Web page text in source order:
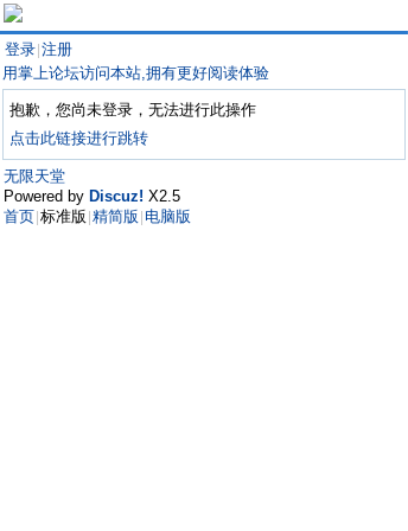
登录 注册
用掌上论坛访问本站,拥有更好阅读体验
抱歉，您尚未登录，无法进行此操作
点击此链接进行跳转
无限天堂
Powered by Discuz! X2.5
首页 标准版 精简版 电脑版